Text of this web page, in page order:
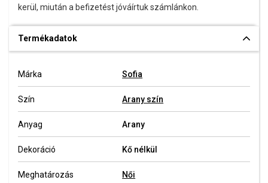
kerül, miután a befizetést jóváírtuk számlánkon.
Termékadatok
Márka Sofia
Szín Arany szín
Anyag Arany
Dekoráció Kő nélkül
Meghatározás Női